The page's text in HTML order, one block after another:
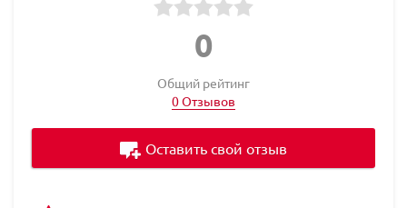
0
Общий рейтинг
0 Отзывов
Оставить свой отзыв